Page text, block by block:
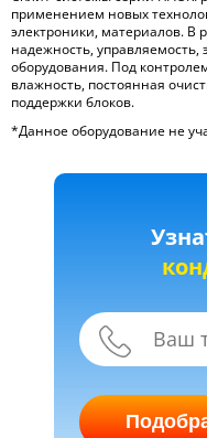
применением новых
электроники, материалов. В
надежность, управляемость,
оборудования. Под
влажность, постоянная
поддержки блоков.
*Данное оборудование не